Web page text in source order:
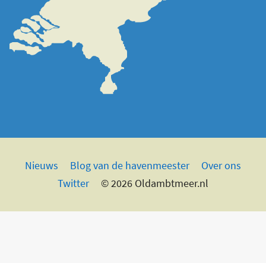
Nieuws Blog van de havenmeester
Over ons
Twitter
© 2026 Oldambtmeer.nl